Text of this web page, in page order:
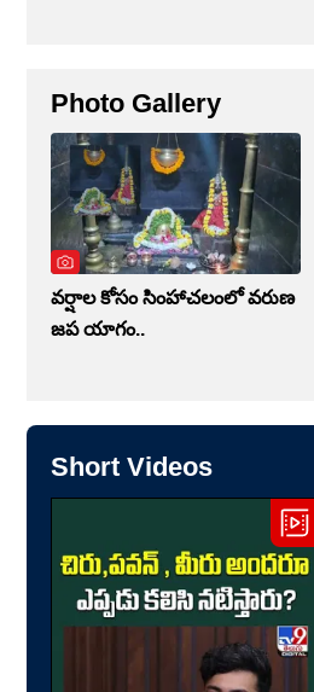
Photo Gallery
వర్షాల కోసం సింహాచలంలో వరుణ
జప యాగం..
Short Videos